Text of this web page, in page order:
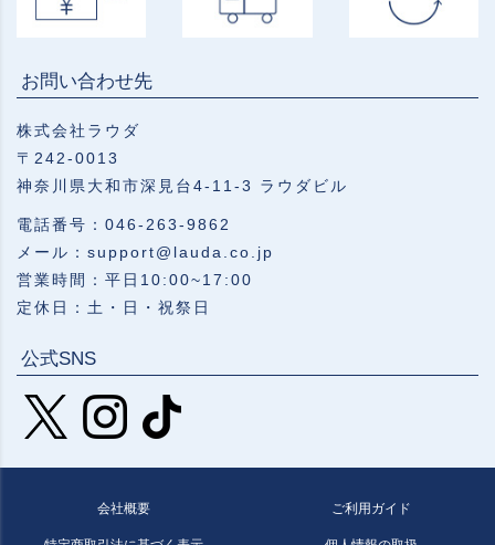
お問い合わせ先
株式会社ラウダ
〒242-0013
神奈川県大和市深見台4-11-3 ラウダビル
電話番号：046-263-9862
メール：support@lauda.co.jp
営業時間：平日10:00~17:00
定休日：土・日・祝祭日
公式SNS
会社概要 ご利用ガイド